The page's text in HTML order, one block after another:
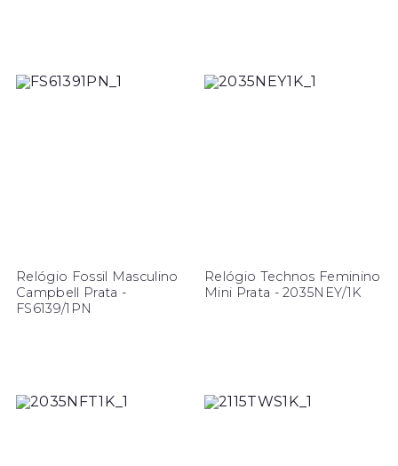
Relógio Fossil Masculino
Campbell Prata -
FS6139/1PN
Relógio Technos Feminino
Mini Prata - 2035NEY/1K